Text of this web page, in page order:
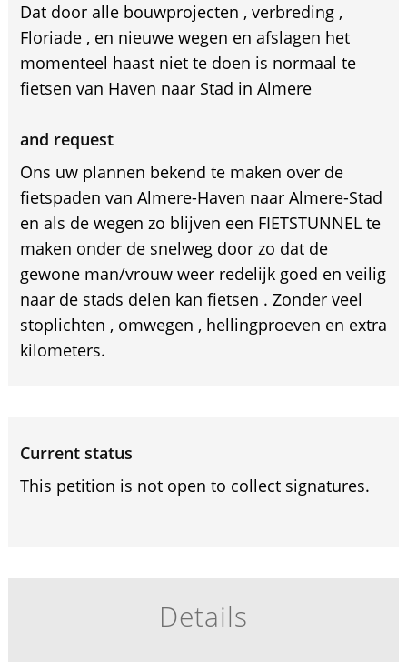
Dat door alle bouwprojecten , verbreding ,
Floriade , en nieuwe wegen en afslagen het
momenteel haast niet te doen is normaal te
fietsen van Haven naar Stad in Almere
and request
Ons uw plannen bekend te maken over de
fietspaden van Almere-Haven naar Almere-Stad
en als de wegen zo blijven een FIETSTUNNEL te
maken onder de snelweg door zo dat de
gewone man/vrouw weer redelijk goed en veilig
naar de stads delen kan fietsen . Zonder veel
stoplichten , omwegen , hellingproeven en extra
kilometers.
Current status
This petition is not open to collect signatures.
Details